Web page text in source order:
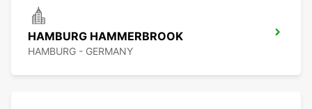
HAMBURG HAMMERBROOK
HAMBURG - GERMANY